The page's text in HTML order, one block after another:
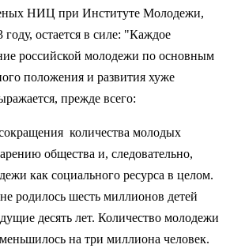
НИЦ при Институте Молодежи,
остается в силе: "Каждое
российской молодежи по основным
положения и развития хуже
прежде всего:
ко­личества молодых
общества и, следова­тельно,
как социального ресурса в целом.
родилось шесть миллионов детей
десять лет. Количество молодежи
на три миллиона человек.